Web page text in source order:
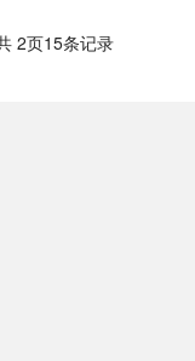
2页15条记录